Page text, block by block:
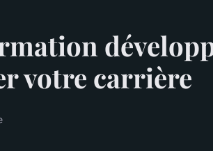
votre carrière